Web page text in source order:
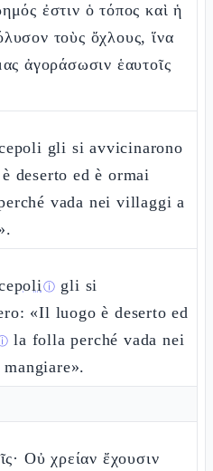
ἐστιν ὁ τόπος καὶ ἡ
τοὺς ὄχλους, ἵνα
ἀγοράσωσιν ἑαυτοῖς
gli si avvicinarono
deserto ed è ormai
vada nei villaggi a
ⓘ gli si
«Il luogo è deserto ed
la folla perché vada nei
Οὐ χρείαν ἔχουσιν